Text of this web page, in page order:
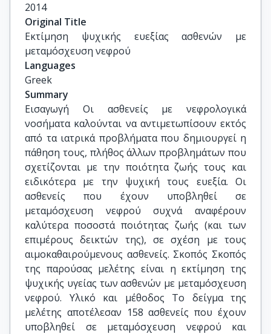
2014
Original Title
Εκτίμηση ψυχικής ευεξίας ασθενών με
μεταμόσχευση νεφρού
Languages
Greek
Summary
Εισαγωγή Οι ασθενείς με νεφρολογικά
νοσήματα καλούνται να αντιμετωπίσουν εκτός
από τα ιατρικά προβλήματα που δημιουργεί η
πάθηση τους, πλήθος άλλων προβλημάτων που
σχετίζονται με την ποιότητα ζωής τους και
ειδικότερα με την ψυχική τους ευεξία. Οι
ασθενείς που έχουν υποβληθεί σε
μεταμόσχευση νεφρού συχνά αναφέρουν
καλύτερα ποσοστά ποιότητας ζωής (και των
επιμέρους δεικτών της), σε σχέση με τους
αιμοκαθαιρούμενους ασθενείς. Σκοπός Σκοπός
της παρούσας μελέτης είναι η εκτίμηση της
ψυχικής υγείας των ασθενών με μεταμόσχευση
νεφρού. Υλικό και μέθοδος Το δείγμα της
μελέτης αποτέλεσαν 158 ασθενείς που έχουν
υποβληθεί σε μεταμόσχευση νεφρού και